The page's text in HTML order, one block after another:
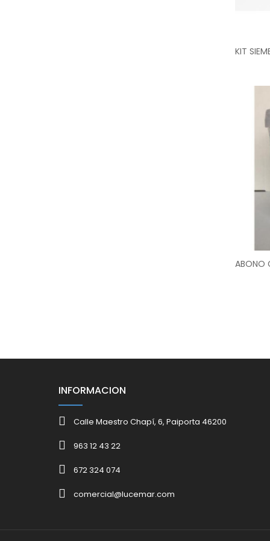
INFORMACION
Calle Maestro Chapí, 6, Paiporta 46200
963 12 43 22
672 324 074
comercial@lucemar.com